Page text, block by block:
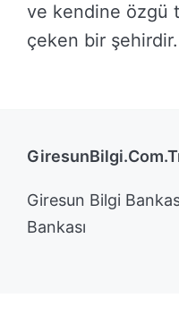
ve kendine özgü
çeken bir
Giresun Bilgi
Bankası